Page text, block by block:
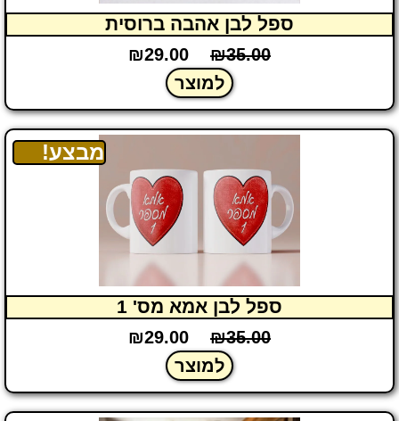
ספל לבן אהבה ברוסית
₪35.00
₪29.00
למוצר
מבצע!
ספל לבן אמא מס' 1
₪35.00
₪29.00
למוצר